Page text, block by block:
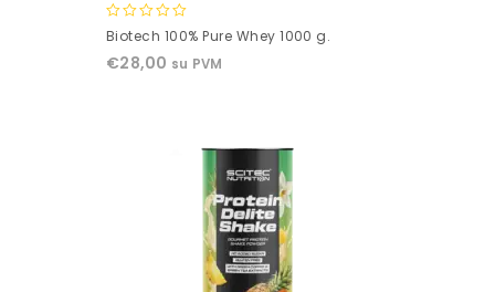
0
of
Biotech 100% Pure Whey 1000 g.
€28,00 su PVM